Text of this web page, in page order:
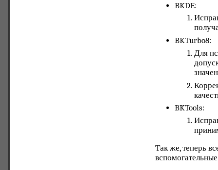
BKDE:
BKTurbo8:
Для
BKTools:
Так же, теперь